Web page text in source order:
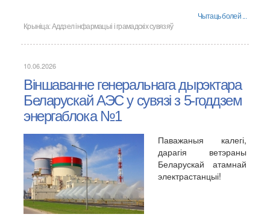
Чытаць болей ...
Крыніца:Аддзел інфармацыі і грамадскіх сувязяў
10.06.2026
Віншаванне генеральнага дырэктара
Беларускай АЭС у сувязі з 5-годдзем
энергаблока №1
Паважаныя калегі,
дарагія ветэраны
Беларускай атамнай
электрастанцыі!